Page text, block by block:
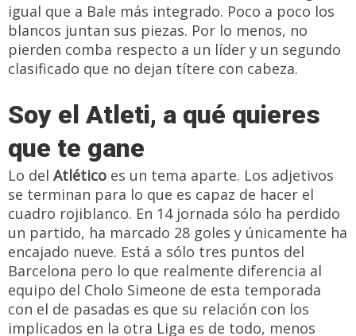
igual que a Bale más integrado. Poco a poco los
blancos juntan sus piezas. Por lo menos, no
pierden comba respecto a un líder y un segundo
clasificado que no dejan títere con cabeza.
Soy el Atleti, a qué quieres
que te gane
Lo del Atlético es un tema aparte. Los adjetivos
se terminan para lo que es capaz de hacer el
cuadro rojiblanco. En 14 jornada sólo ha perdido
un partido, ha marcado 28 goles y únicamente ha
encajado nueve. Está a sólo tres puntos del
Barcelona pero lo que realmente diferencia al
equipo del Cholo Simeone de esta temporada
con el de pasadas es que su relación con los
implicados en la otra Liga es de todo, menos